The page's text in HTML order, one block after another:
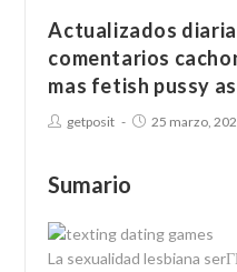
Actualizados
comentarios
mas fetish pussy
getposit 25 marzo,
Sumario
La sexualidad lesbiana